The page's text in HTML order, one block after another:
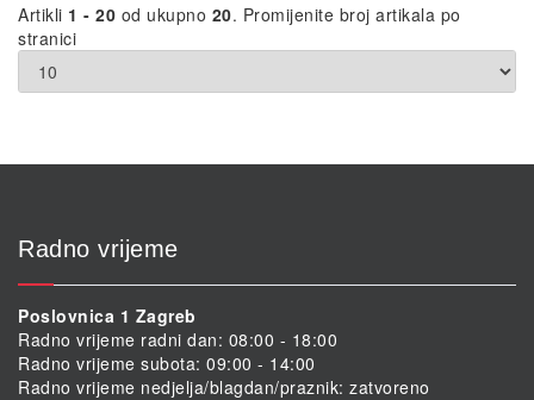
Artikli 1 - 20 od ukupno 20. Promijenite broj artikala po
stranici
Radno vrijeme
Poslovnica 1 Zagreb
Radno vrijeme radni dan: 08:00 - 18:00
Radno vrijeme subota: 09:00 - 14:00
Radno vrijeme nedjelja/blagdan/praznik: zatvoreno